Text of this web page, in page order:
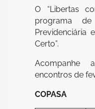
O “Libertas
programa de
Previdenciária
Certo”.
Acompanhe
encontros de
COPASA